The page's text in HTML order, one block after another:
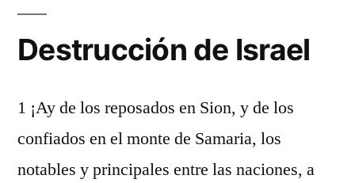
Destrucción de Israel
1 ¡Ay de los reposados en Sion, y de los
confiados en el monte de Samaria, los
notables y principales entre las naciones, a